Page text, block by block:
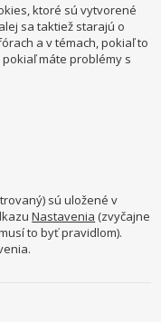
ktoré sú vytvorené
sa taktiež starajú o
a v témach, pokiaľ to
máte problémy s
sú uložené v
Nastavenia (zvyčajne
to byť pravidlom).